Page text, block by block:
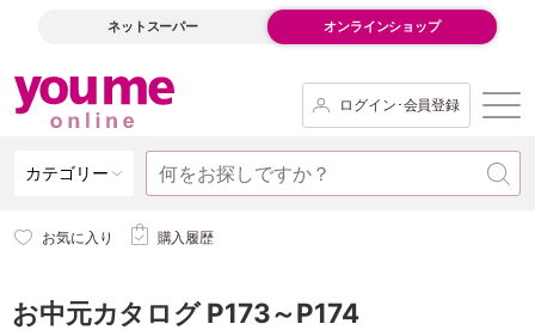
ネットスーパー オンラインショップ
ログイン･会員登録
カテゴリー
お気に入り 購入履歴
お中元カタログ P173～P174